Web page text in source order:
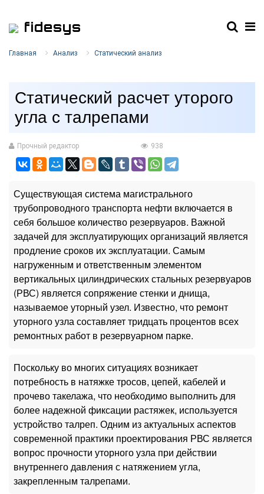
fidesys
Главная Анализ Статический анализ
Статический расчет уторого
угла с талрепами
Прочный редактор 938
Существующая система магистрального
трубопроводного транспорта нефти включается в
себя большое количество резервуаров. Важной
задачей для эксплуатирующих организаций является
продление сроков их эксплуатации. Самым
нагруженным и ответственным элементом
вертикальных цилиндрических стальных резервуаров
(РВС) является сопряжение стенки и днища,
называемое уторный узел. Известно, что ремонт
уторного узла составляет тридцать процентов всех
ремонтных работ в резервуарном парке.
Поскольку во многих ситуациях возникает
потребность в натяжке тросов, цепей, кабелей и
прочево такелажа, что необходимо выполнить для
более надежной фиксации растяжек, используется
устройство талреп. Одним из актуальных аспектов
современной практики проектирования РВС является
вопрос прочности уторного узла при действии
внутреннего давления с натяжением угла,
закрепленным талрепами.